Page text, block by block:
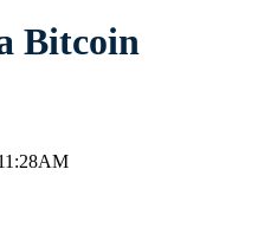
Bitcoin